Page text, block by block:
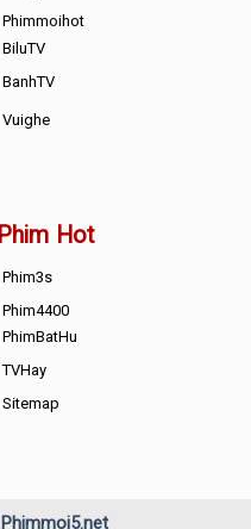
Phimmoihot
BiluTV
BanhTV
Vuighe
Phim Hot
Phim3s
Phim4400
PhimBatHu
TVHay
Sitemap
Phimmoi5.net